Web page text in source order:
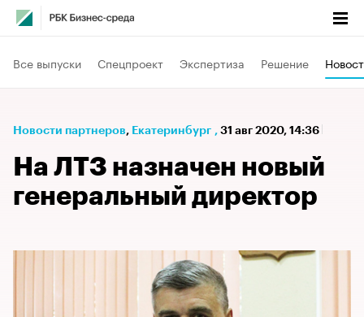
Все выпуски Спецпроект Экспертиза Решение
Новости партнеров⁠, Екатеринбург , 31 авг 2020, 14:36
На ЛТЗ назначен новый
генеральный директор